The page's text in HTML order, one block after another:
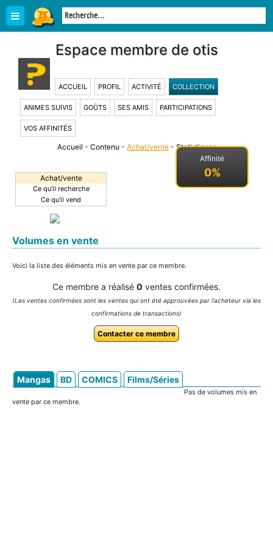
Espace membre de otis
ACCUEIL PROFIL ACTIVITÉ COLLECTION
ANIMES SUIVIS GOÛTS SES AMIS PARTICIPATIONS
VOS AFFINITÉS
Affinité
0%
Accueil - Contenu - Achat/vente - Statistiques-
Achat/vente
Ce qu'il recherche
Ce qu'il vend
Volumes en vente
Voici la liste des éléments mis en vente par ce membre.
Ce membre a réalisé 0 ventes confirmées.
(Les ventes confirmées sont les ventes qui ont été approuvées par l'acheteur via les
confirmations de transactions)
Contacter ce membre
Mangas BD COMICS Films/Séries
Pas de volumes mis en
vente par ce membre.